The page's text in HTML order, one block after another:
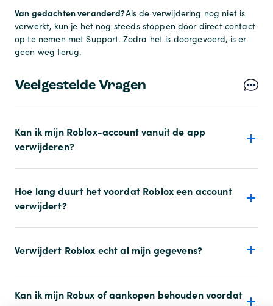
Van gedachten veranderd?Als de verwijdering nog niet is
verwerkt, kun je het nog steeds stoppen door direct contact
op te nemen met Support. Zodra het is doorgevoerd, is er
geen weg terug.
Veelgestelde Vragen
Kan ik mijn Roblox-account vanuit de app
verwijderen?
Hoe lang duurt het voordat Roblox een account
verwijdert?
Verwijdert Roblox echt al mijn gegevens?
Kan ik mijn Robux of aankopen behouden voordat